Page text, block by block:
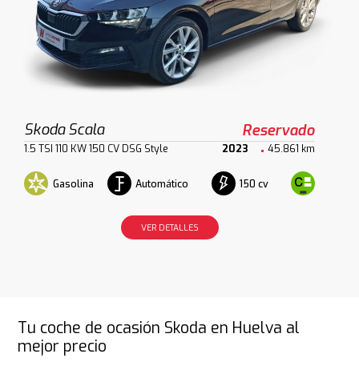
Skoda Scala Reservado
1.5 TSI 110 KW 150 CV DSG Style 2023 45.861 km
Gasolina Automático 150 cv
VER DETALLES
Tu coche de ocasión Skoda en Huelva al
mejor precio